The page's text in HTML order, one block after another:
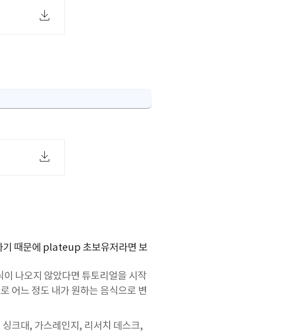
기 때문에 plateup 초보유저라면 보
나오지 않았다면 튜토리얼을 시작
어느 정도 내가 원하는 음식으로 변
크대, 가스레인지, 리서치 데스크,